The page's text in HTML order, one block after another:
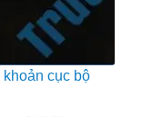
cục bộ